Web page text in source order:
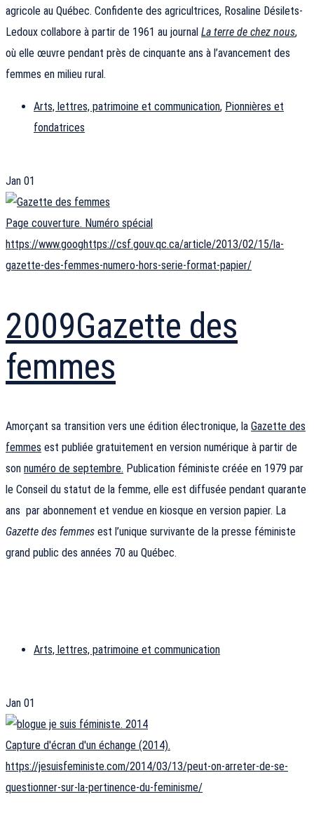
agricole au Québec. Confidente des agricultrices, Rosaline Désilets-
Ledoux collabore à partir de 1961 au journal La terre de chez nous,
où elle œuvre pendant près de cinquante ans à l’avancement des
femmes en milieu rural.
Arts, lettres, patrimoine et communication, Pionnières et
fondatrices
Jan 01
Page couverture. Numéro spécial
https://www.googhttps://csf.gouv.qc.ca/article/2013/02/15/la-
gazette-des-femmes-numero-hors-serie-format-papier/
2009Gazette des
femmes
Amorçant sa transition vers une édition électronique, la Gazette des
femmes est publiée gratuitement en version numérique à partir de
son numéro de septembre. Publication féministe créée en 1979 par
le Conseil du statut de la femme, elle est diffusée pendant quarante
ans par abonnement et vendue en kiosque en version papier. La
Gazette des femmes est l’unique survivante de la presse féministe
grand public des années 70 au Québec.
Arts, lettres, patrimoine et communication
Jan 01
Capture d'écran d'un échange (2014).
https://jesuisfeministe.com/2014/03/13/peut-on-arreter-de-se-
questionner-sur-la-pertinence-du-feminisme/